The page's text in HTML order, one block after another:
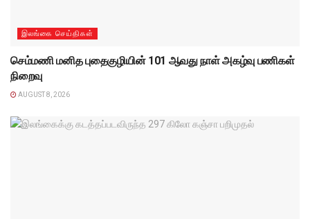
இலங்கை செய்திகள்
செம்மணி மனித புதைகுழியின் 101 ஆவது நாள் அகழ்வு பணிகள்
நிறைவு
AUGUST 8, 2026